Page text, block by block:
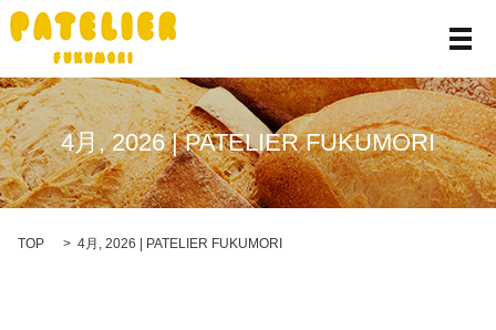
メ
4月, 2026 | PATELIER FUKUMORI
TOP 4月, 2026 | PATELIER FUKUMORI